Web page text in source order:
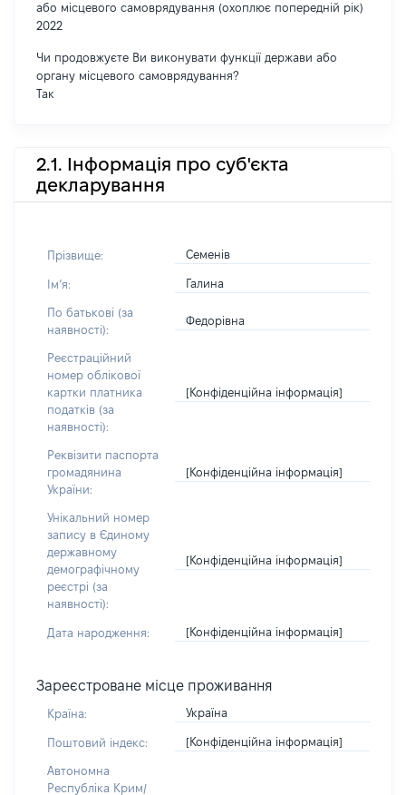
або місцевого самоврядування (охоплює попередній рік)
2022
Чи продовжуєте Ви виконувати функції держави або
органу місцевого самоврядування?
Так
2.1. Інформація про суб'єкта
декларування
Прізвище: Семенів
Імʼя: Галина
По батькові (за
наявності):
Федорівна
Реєстраційний
номер облікової
картки платника
податків (за
наявності):
[Конфіденційна інформація]
Реквізити паспорта
громадянина
України:
[Конфіденційна інформація]
Унікальний номер
запису в Єдиному
державному
демографічному
реєстрі (за
наявності):
[Конфіденційна інформація]
Дата народження: [Конфіденційна інформація]
Зареєстроване місце проживання
Країна: Україна
Поштовий індекс: [Конфіденційна інформація]
Автономна
Республіка Крим/